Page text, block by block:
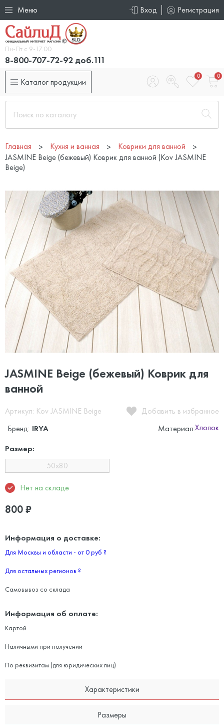
Меню Вход Регистрация
Пн-Пт с 9-17.00
8-800-707-72-92 доб.111
Каталог продукции
0 0
Главная Кухня и ванная
Коврики для ванной
JASMINE Beige (бежевый) Коврик для ванной (Kov JASMINE
Beige)
JASMINE Beige (бежевый) Коврик для
ванной
Артикул: Kov JASMINE Beige
Добавить в избранное
Бренд: IRYA Материал:Хлопок
Размер:
50x80
Нет на складе
800₽
Информация о доставке:
Для Москвы и области - от 0 руб ?
Для остальных регионов ?
Самовывоз со склада
Информация об оплате:
Картой
Наличными при получении
По реквизитам (для юридических лиц)
Характеристики
Размеры